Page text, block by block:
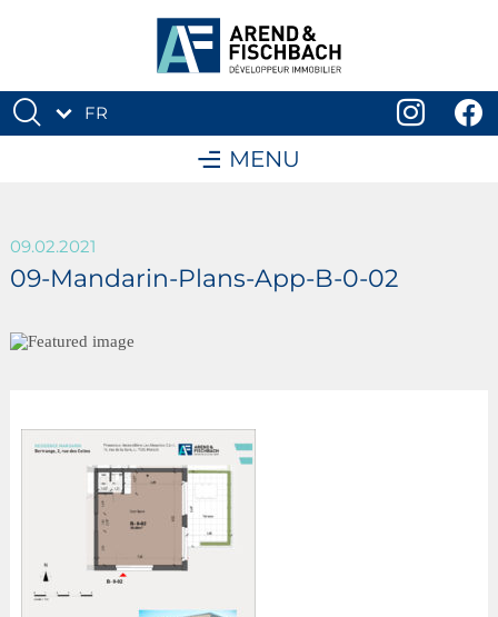
FR
MENU
09.02.2021
09-Mandarin-Plans-App-B-0-02